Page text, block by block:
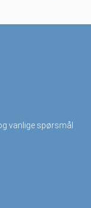
vanlige spørsmål